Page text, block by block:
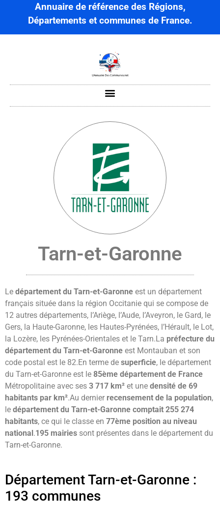
Annuaire de référence des Régions,
Départements et communes de France.
Tarn-et-Garonne
Le département du Tarn-et-Garonne est un département
français située dans la région Occitanie qui se compose de
12 autres départements, l’Ariège, l’Aude, l’Aveyron, le Gard, le
Gers, la Haute-Garonne, les Hautes-Pyrénées, l’Hérault, le Lot,
la Lozère, les Pyrénées-Orientales et le Tarn.La préfecture du
département du Tarn-et-Garonne est Montauban et son
code postal est le 82.En terme de superficie, le département
du Tarn-et-Garonne est le 85ème département de France
Métropolitaine avec ses 3 717 km² et une densité de 69
habitants par km².Au dernier recensement de la population,
le département du Tarn-et-Garonne comptait 255 274
habitants, ce qui le classe en 77ème position au niveau
national.195 mairies sont présentes dans le département du
Tarn-et-Garonne.
Département Tarn-et-Garonne :
193 communes